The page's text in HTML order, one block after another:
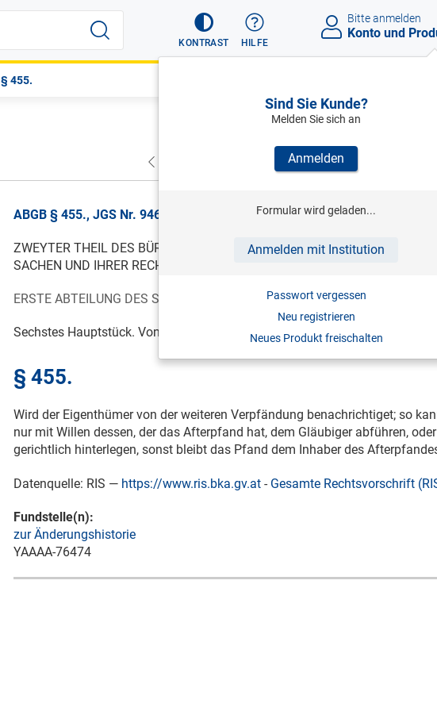
KONTRAST HILFE
Bitte anmelden
Konto und
Sind Sie Kunde?
Melden Sie sich an
Anmelden
Formular wird geladen...
Anmelden mit Institution
Passwort vergessen
Neu registrieren
Neues Produkt freischalten
§ 455.
NÄCHSTER
ABGB § 455., JGS Nr. 946/1811, gültig ab 01.01.1812
ZWEYTER THEIL DES BÜRGERLICHEN GESETZBUCHES. VON DEM
SACHEN UND IHRER RECHTLICHEN EINTHEILUNG.
ERSTE ABTEILUNG DES SACHENRECHTES. VON DEN DINGLICHEN
Sechstes Hauptstück. Von dem Pfandrechte.
§ 455.
Wird der Eigenthümer von der weiteren Verpfändung benachrichtiget; so
nur mit Willen dessen, der das Afterpfand hat, dem Gläubiger abführen,
gerichtlich hinterlegen, sonst bleibt das Pfand dem Inhaber des
Datenquelle: RIS — https://www.ris.bka.gv.at - Gesamte Rechtsvorschrift
Fundstelle(n):
zur Änderungshistorie
YAAAA-76474